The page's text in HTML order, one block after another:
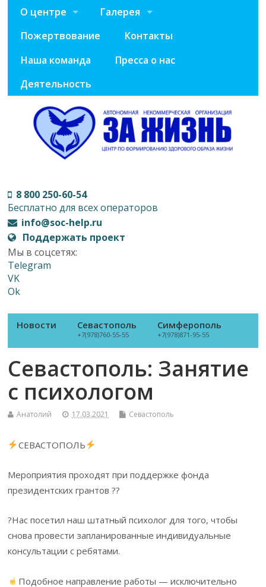
О центре
Галерея
Пожертвование
Контакты
Наша команда
Пресса о нас
Деятельность
8 800 250-60-54
Бесплатно для всех операторов
info@soc-help.ru
Поддержать проект
Мы в соцсетях:
Telegram
VK
Ok
Новости Севастополь
+7(978)760-55-55
Симферополь
+7(978)871-95-55
Севастополь: Занятие
с психологом
Анатолий 17.03.2021 Севастополь
СЕВАСТОПОЛЬ
Мероприятия проходят при поддержке фонда
президентских грантов ??
?Нас посетил наш штатный психолог для того, чтобы
снова провести запланированные индивидуальные
консультации с ребятами.
Подобное направление работы — исключительно